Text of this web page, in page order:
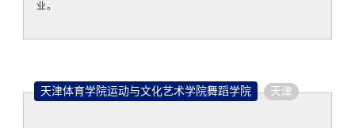
业。
天津体育学院运动与文化艺术学院舞蹈学院 天津